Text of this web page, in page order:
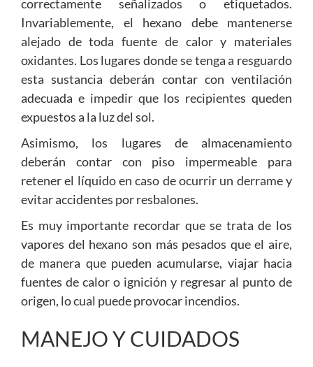
correctamente señalizados o etiquetados.
Invariablemente, el hexano debe mantenerse
alejado de toda fuente de calor y materiales
oxidantes. Los lugares donde se tenga a resguardo
esta sustancia deberán contar con ventilación
adecuada e impedir que los recipientes queden
expuestos a la luz del sol.
Asimismo, los lugares de almacenamiento
deberán contar con piso impermeable para
retener el líquido en caso de ocurrir un derrame y
evitar accidentes por resbalones.
Es muy importante recordar que se trata de los
vapores del hexano son más pesados que el aire,
de manera que pueden acumularse, viajar hacia
fuentes de calor o ignición y regresar al punto de
origen, lo cual puede provocar incendios.
MANEJO Y CUIDADOS